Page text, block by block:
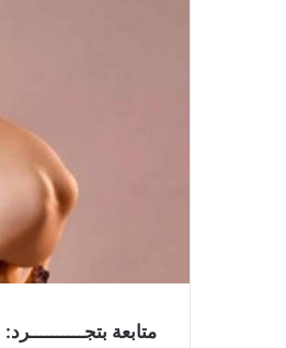
متابعة بتجــــــــــرد: